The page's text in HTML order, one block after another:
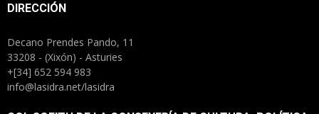
DIRECCIÓN
Decano Prendes Pando, 11
33208 - (Xixón) - Asturies
+[34] 652 594 983
info@lasidra.net/lasidra